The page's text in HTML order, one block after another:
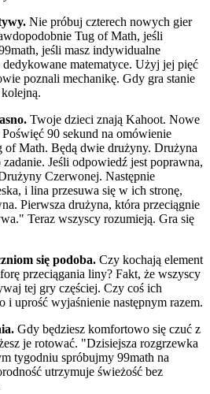
Nie próbuj czterech nowych gier
Tug of Math, jeśli
jeśli masz indywidualne
matematyce. Użyj jej pięć
poznali mechanikę. Gdy gra stanie
Twoje dzieci znają Kahoot. Nowe
90 sekund na omówienie
of Math. Będą dwie drużyny. Drużyna
Jeśli odpowiedź jest poprawna,
Czerwonej. Następnie
i lina przesuwa się w ich stronę,
Pierwsza drużyna, która przeciągnie
Teraz wszyscy rozumieją. Gra się
się podoba. Czy kochają element
przeciągania liny? Fakt, że wszyscy
tej gry częściej. Czy coś ich
i uprość wyjaśnienie następnym razem.
Gdy będziesz komfortowo się czuć z
je rotować. "Dzisiejsza rozgrzewka
tygodniu spróbujmy 99math na
utrzymuje świeżość bez